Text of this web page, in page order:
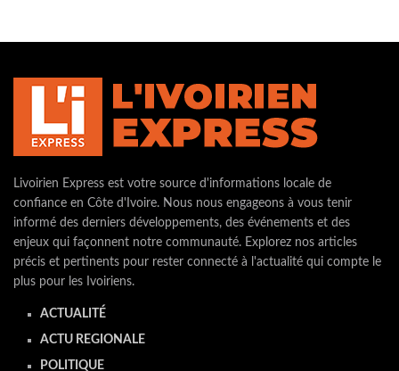
Livoirien Express est votre source d'informations locale de
confiance en Côte d'Ivoire. Nous nous engageons à vous tenir
informé des derniers développements, des événements et des
enjeux qui façonnent notre communauté. Explorez nos articles
précis et pertinents pour rester connecté à l'actualité qui compte le
plus pour les Ivoiriens.
ACTUALITÉ
ACTU REGIONALE
POLITIQUE